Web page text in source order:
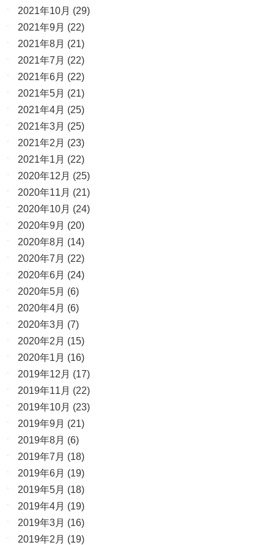
2021年10月 (29)
2021年9月 (22)
2021年8月 (21)
2021年7月 (22)
2021年6月 (22)
2021年5月 (21)
2021年4月 (25)
2021年3月 (25)
2021年2月 (23)
2021年1月 (22)
2020年12月 (25)
2020年11月 (21)
2020年10月 (24)
2020年9月 (20)
2020年8月 (14)
2020年7月 (22)
2020年6月 (24)
2020年5月 (6)
2020年4月 (6)
2020年3月 (7)
2020年2月 (15)
2020年1月 (16)
2019年12月 (17)
2019年11月 (22)
2019年10月 (23)
2019年9月 (21)
2019年8月 (6)
2019年7月 (18)
2019年6月 (19)
2019年5月 (18)
2019年4月 (19)
2019年3月 (16)
2019年2月 (19)